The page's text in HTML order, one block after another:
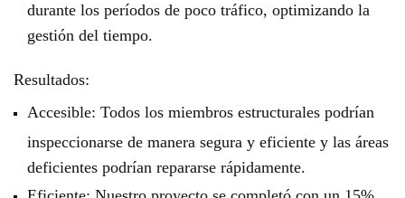
durante los períodos de poco tráfico, optimizando la
gestión del tiempo.
Resultados:
Accesible: Todos los miembros estructurales podrían
inspeccionarse de manera segura y eficiente y las áreas
deficientes podrían repararse rápidamente.